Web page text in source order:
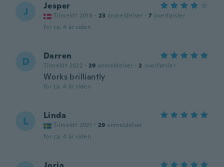
J Jesper
Tilmeldt 2018 · 23 anmeldelser · 7 overførsler
for ca. 4 år siden
D Darren
Tilmeldt 2022 · 29 anmeldelser · 2 overførsler
Works brilliantly
for ca. 4 år siden
L Linda
Tilmeldt 2021 · 29 anmeldelser
for ca. 4 år siden